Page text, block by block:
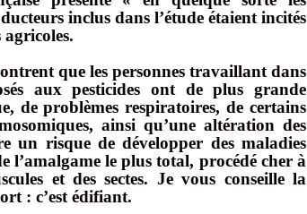
inclus dans l’étude étaient incités
que les personnes travaillant dans
aux pesticides ont de plus grande
de problèmes respiratoires, de certains
ainsi qu’une altération des
un risque de développer des maladies
l’amalgame le plus total, procédé cher à
et des sectes. Je vous conseille la
: c’est édifiant.